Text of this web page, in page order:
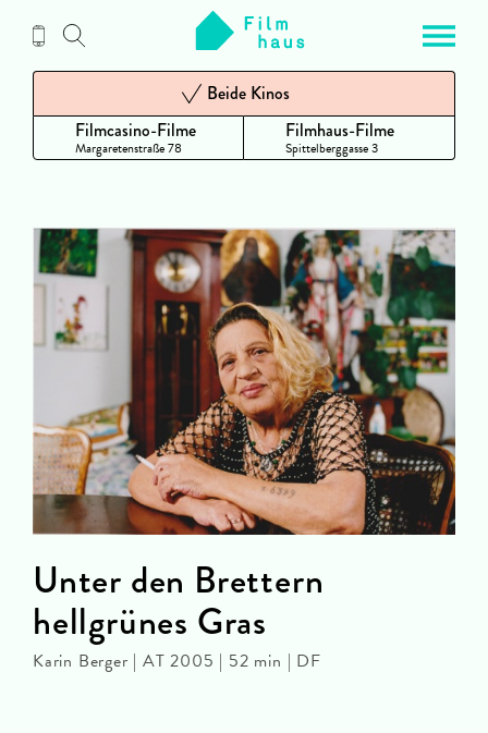
Inhalt
Filmcasino-Filme
Margaretenstraße 78
Beide Kinos
Filmhaus-Filme
Spittelberggasse 3
Unter den Brettern
hellgrünes Gras
Karin Berger | AT 2005 | 52 min | DF